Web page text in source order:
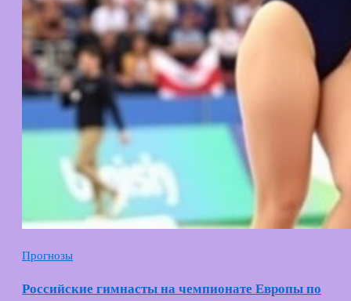
Прогнозы
Российские гимнасты на чемпионате Европы по